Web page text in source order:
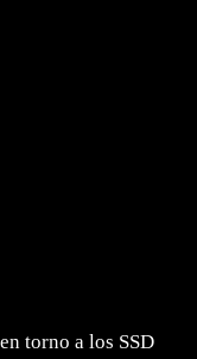
torno a los SSD